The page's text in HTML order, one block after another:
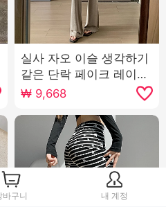
실사 자오 이슬 생각하기
같은 단락 페이크 레이어
드 방귀 커튼 마이크로 매
운맛 바지 여성 여름 하이
웨이스트 슬림해 보이는
캐주얼 운동 플레어 바지
₩ 9,668
바구니 내 계정